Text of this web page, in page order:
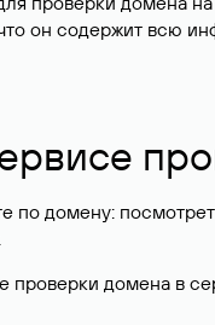
он содержит всю
домену:
проверки домена в